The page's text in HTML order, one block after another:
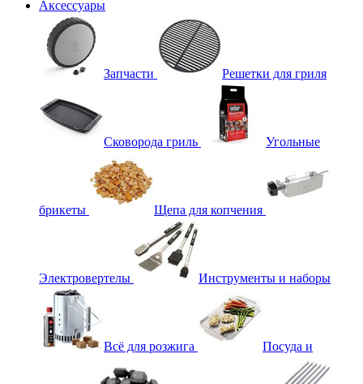
Аксессуары
Запчасти Решетки для гриля
Сковорода гриль Угольные
брикеты Щепа для копчения
Электровертелы Инструменты и наборы
Всё для розжига Посуда и